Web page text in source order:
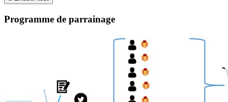
Programme de parrainage